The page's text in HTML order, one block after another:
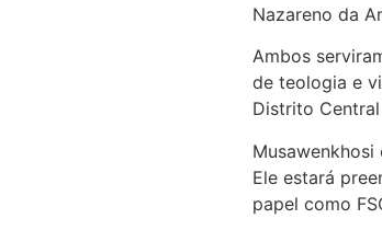
Nazareno da
Ambos
de teologia e
Distrito
Ele estará
papel como